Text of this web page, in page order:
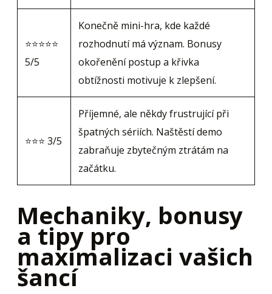
⭐⭐⭐⭐⭐
5/5
Konečně mini-hra, kde každé
rozhodnutí má význam. Bonusy
okořenění postup a křivka
obtížnosti motivuje k zlepšení.
⭐⭐⭐ 3/5
Příjemné, ale někdy frustrující při
špatných sériích. Naštěstí demo
zabraňuje zbytečným ztrátám na
začátku.
Mechaniky, bonusy
a tipy pro
maximalizaci vašich
šancí